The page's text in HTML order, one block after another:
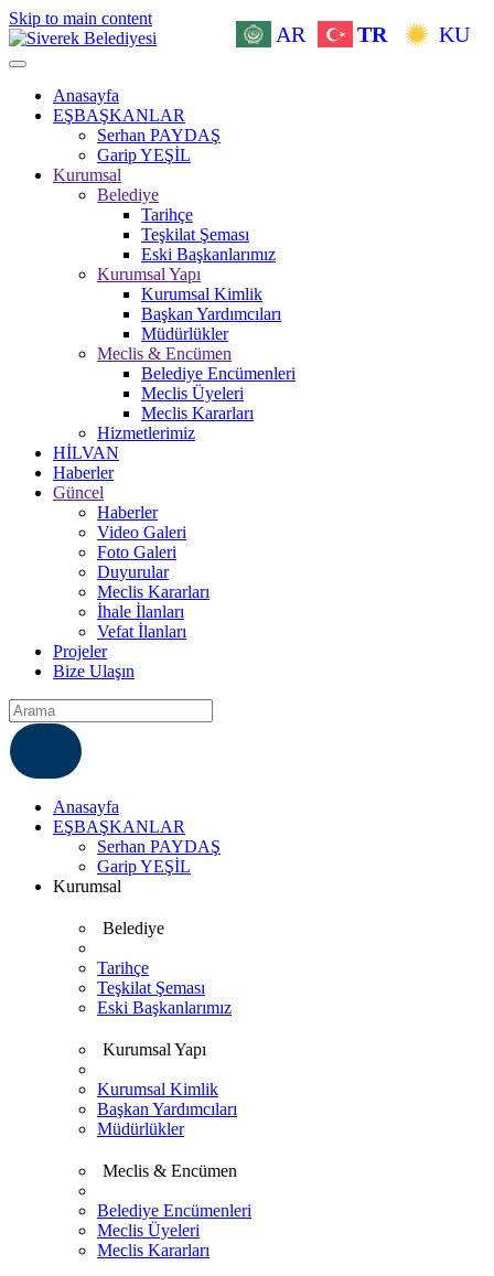
Skip to main content
Anasayfa
EŞBAŞKANLAR
Serhan PAYDAŞ
Garip YEŞİL
Kurumsal
Belediye
Tarihçe
Teşkilat Şeması
Eski Başkanlarımız
Kurumsal Yapı
Kurumsal Kimlik
Başkan Yardımcıları
Müdürlükler
Meclis & Encümen
Belediye Encümenleri
Meclis Üyeleri
Meclis Kararları
Hizmetlerimiz
HİLVAN
Haberler
Güncel
Haberler
Video Galeri
Foto Galeri
Duyurular
Meclis Kararları
İhale İlanları
Vefat İlanları
Projeler
Bize Ulaşın
AR TR KU
Anasayfa
EŞBAŞKANLAR
Serhan PAYDAŞ
Garip YEŞİL
Kurumsal
Belediye
Tarihçe
Teşkilat Şeması
Eski Başkanlarımız
Kurumsal Yapı
Kurumsal Kimlik
Başkan Yardımcıları
Müdürlükler
Meclis & Encümen
Belediye Encümenleri
Meclis Üyeleri
Meclis Kararları